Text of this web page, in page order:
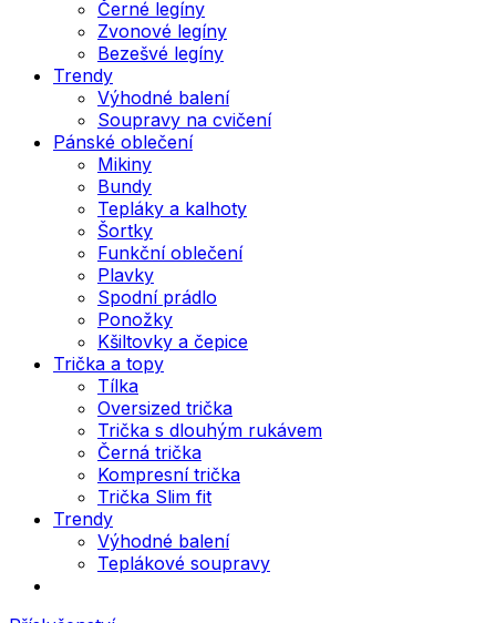
Černé legíny
Zvonové legíny
Bezešvé legíny
Trendy
Výhodné balení
Soupravy na cvičení
Pánské oblečení
Mikiny
Bundy
Tepláky a kalhoty
Šortky
Funkční oblečení
Plavky
Spodní prádlo
Ponožky
Kšiltovky a čepice
Trička a topy
Tílka
Oversized trička
Trička s dlouhým rukávem
Černá trička
Kompresní trička
Trička Slim fit
Trendy
Výhodné balení
Teplákové soupravy